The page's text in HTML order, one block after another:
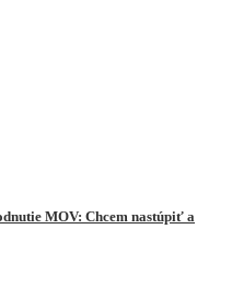
MOV: Chcem nastúpiť a